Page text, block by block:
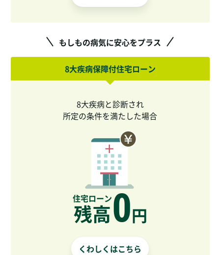
もしもの病気に安心をプラス
8大疾病保障付住宅ローン
8大疾病と診断され
所定の条件を満たした場合
住宅ローン
残高0円
くわしくはこちら